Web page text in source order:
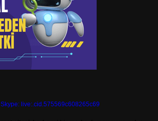
Skype: live:.cid.575569c608265c69